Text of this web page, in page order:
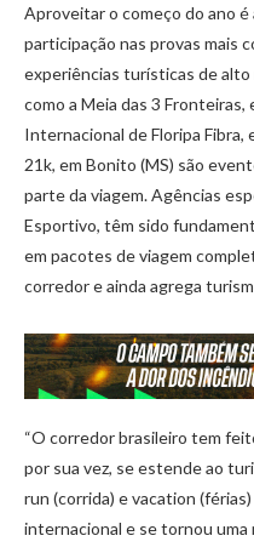
Aproveitar o começo do ano
participação nas provas mais
experiências turísticas de
como a Meia das 3 Fronteiras,
Internacional de Floripa Fibra,
21k, em Bonito (MS) são
parte da viagem. Agências
Esportivo, têm sido
em pacotes de viagem
corredor e ainda agrega
“O corredor brasileiro tem
por sua vez, se estende ao
run (corrida) e vacation
internacional e se tornou